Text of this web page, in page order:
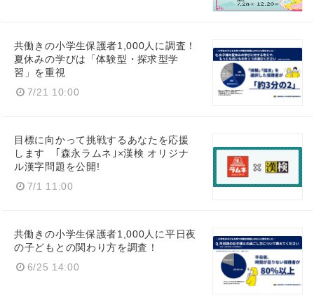
共働きの小学生保護者1,000人に調査！
夏休みの学びは「体験型・探求型学
習」を重視
7/21 10:00
目標に向かって挑戦するあなたを応援
します ｢森永ラムネ｣×漢検 オリジナ
ル漢字問題を公開!
7/1 11:00
共働きの小学生保護者1,000人に平日夜
の子どもとの関わり方を調査！
6/25 14:00